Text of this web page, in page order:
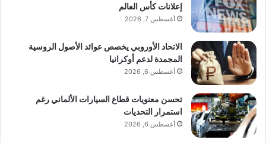
إعلانات كأس العالم
أغسطس 7, 2026
الاتحاد الأوروبي يخصص عوائد الأصول الروسية
المجمدة لدعم أوكرانيا
أغسطس 6, 2026
تحسن معنويات قطاع السيارات الألماني رغم
استمرار التحديات
أغسطس 6, 2026